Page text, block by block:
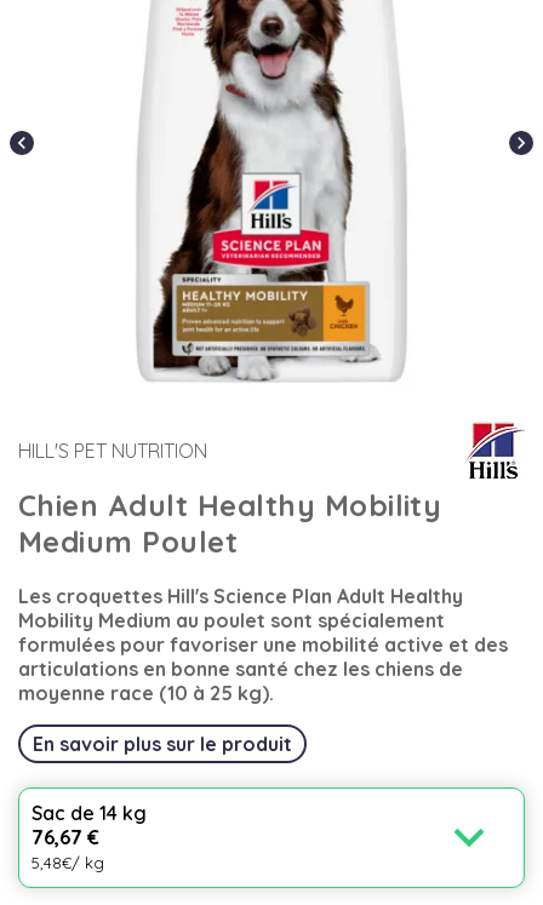
chevron_left chevron_right
HILL'S PET NUTRITION
Chien Adult Healthy Mobility
Medium Poulet
Les croquettes Hill's Science Plan Adult Healthy
Mobility Medium au poulet sont spécialement
formulées pour favoriser une mobilité active et des
articulations en bonne santé chez les chiens de
moyenne race (10 à 25 kg).
En savoir plus sur le produit
Sac de 14 kg
76,67 €
5,48€/ kg expand_more